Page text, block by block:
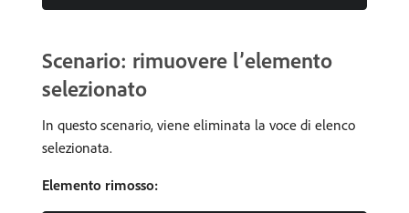
Scenario: rimuovere l’elemento
selezionato
In questo scenario, viene eliminata la voce di elenco
selezionata.
Elemento rimosso: